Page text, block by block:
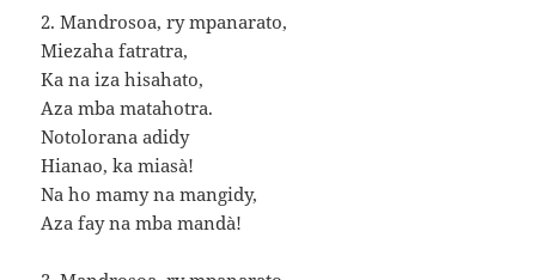
2. Mandrosoa, ry mpanarato,
Miezaha fatratra,
Ka na iza hisahato,
Aza mba matahotra.
Notolorana adidy
Hianao, ka miasà!
Na ho mamy na mangidy,
Aza fay na mba mandà!